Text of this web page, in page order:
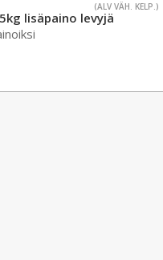
(ALV VÄH. KELP.)
lisäpaino levyjä